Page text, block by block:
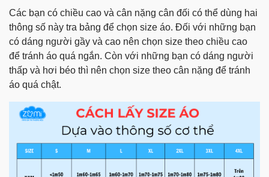
Các bạn có chiều cao và cân nặng cân đối có thể dùng hai
thông số này tra bảng để chọn size áo. Đối với những bạn
có dáng người gầy và cao nên chọn size theo chiều cao
để tránh áo quá ngắn. Còn với những bạn có dáng người
thấp và hơi béo thì nên chọn size theo cân nặng để tránh
áo quá chật.